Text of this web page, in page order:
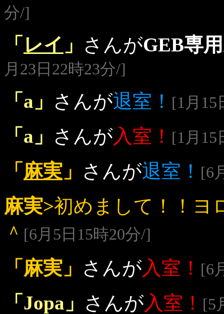
分/]
「 レイ 」 さんがGEB専
月23日22時23分/]
「a」 さんが退室！ [1月15
「a」 さんが入室！ [1月15
「 麻実 」 さんが退室！ [6
麻実>初めまして！！ヨ
＾ [6月5日15時20分/]
「麻実」 さんが入室！ [6
「Jopa」 さんが入室！ [5